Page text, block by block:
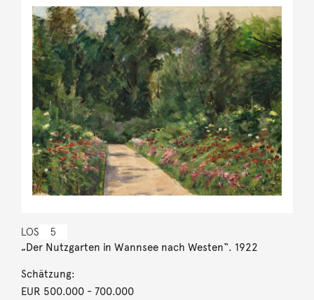
LOS 5
„Der Nutzgarten in Wannsee nach Westen“. 1922
Schätzung:
EUR 500.000- 700.000